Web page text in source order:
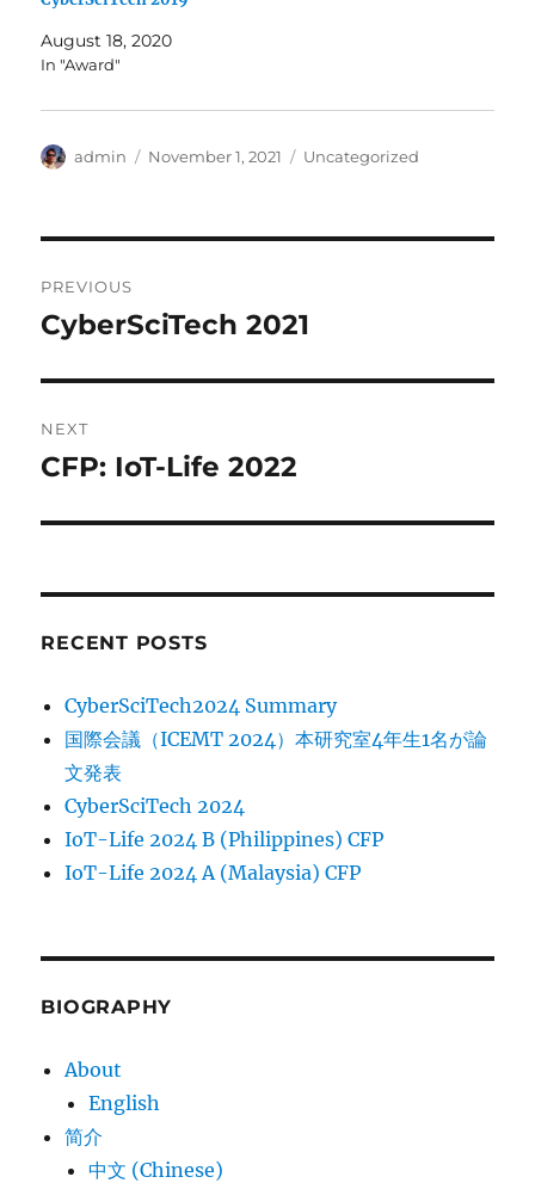
August 18, 2020
In "Award"
Author
admin
Posted
November 1, 2021 Categories
Uncategorized
navigation
PREVIOUS
Previous
CyberSciTech 2021
NEXT
Next
CFP: IoT-Life 2022
RECENT POSTS
CyberSciTech2024 Summary
国際会議（ICEMT 2024）本研究室4年生1名が論
文発表
CyberSciTech 2024
IoT-Life 2024 B (Philippines) CFP
IoT-Life 2024 A (Malaysia) CFP
BIOGRAPHY
About
English
简介
中文 (Chinese)